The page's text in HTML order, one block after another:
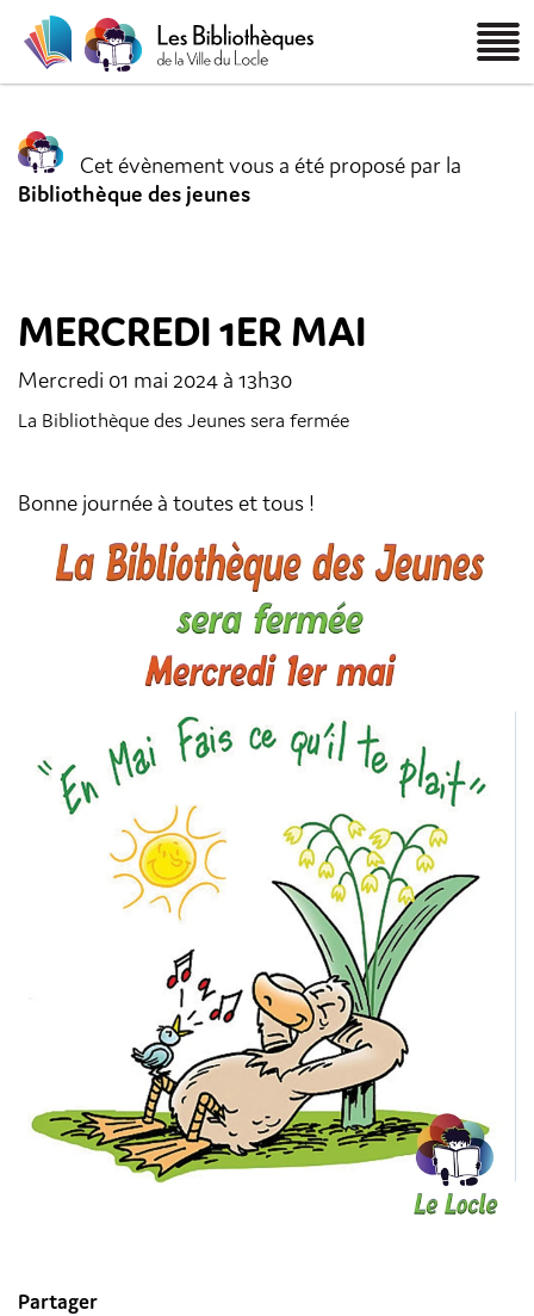
Cet évènement vous a été proposé par la
Bibliothèque des jeunes
Partager
MERCREDI 1ER MAI
Mercredi 01 mai 2024 à 13h30
La Bibliothèque des Jeunes sera fermée
Bonne journée à toutes et tous !